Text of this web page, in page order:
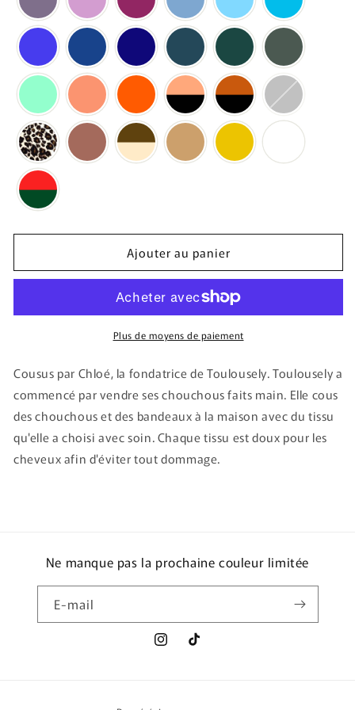
Ajouter au panier
Plus de moyens de paiement
Cousus par Chloé, la fondatrice de Toulousely. Toulousely a
commencé par vendre ses chouchous faits main. Elle cous
des chouchous et des bandeaux à la maison avec du tissu
qu'elle a choisi avec soin. Chaque tissu est doux pour les
cheveux afin d'éviter tout dommage.
Ne manque pas la prochaine couleur limitée
E-mail
InstagramTikTok